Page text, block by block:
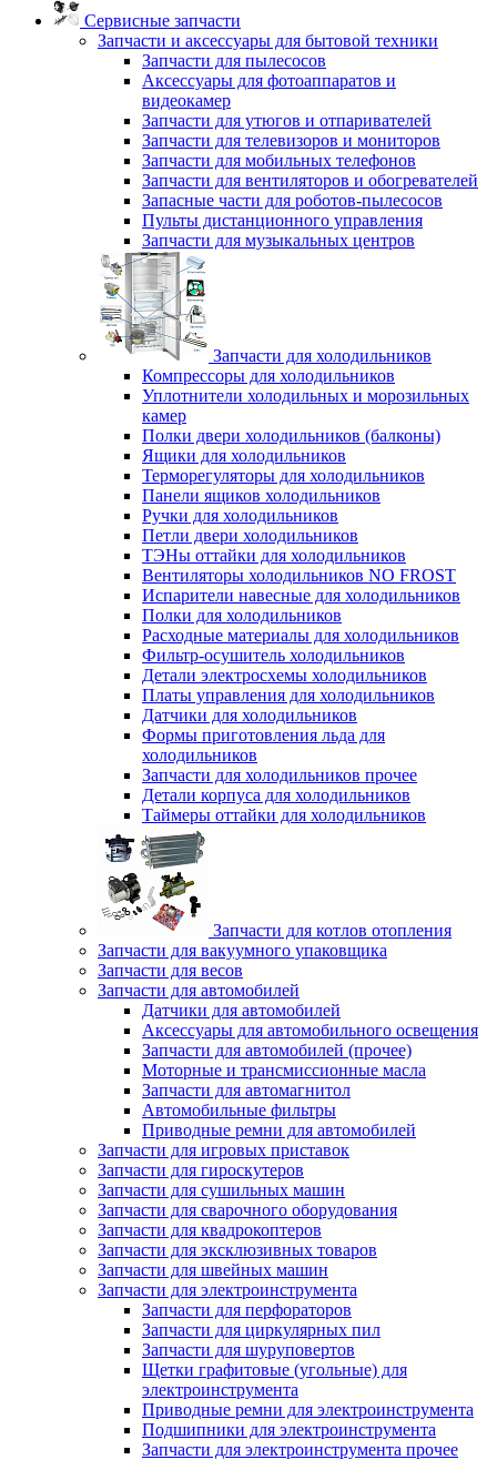
Сервисные запчасти
Запчасти и аксессуары для бытовой техники
Запчасти для пылесосов
Аксессуары для фотоаппаратов и
видеокамер
Запчасти для утюгов и отпаривателей
Запчасти для телевизоров и мониторов
Запчасти для мобильных телефонов
Запчасти для вентиляторов и обогревателей
Запасные части для роботов-пылесосов
Пульты дистанционного управления
Запчасти для музыкальных центров
Запчасти для холодильников
Компрессоры для холодильников
Уплотнители холодильных и морозильных
камер
Полки двери холодильников (балконы)
Ящики для холодильников
Терморегуляторы для холодильников
Панели ящиков холодильников
Ручки для холодильников
Петли двери холодильников
ТЭНы оттайки для холодильников
Вентиляторы холодильников NO FROST
Испарители навесные для холодильников
Полки для холодильников
Расходные материалы для холодильников
Фильтр-осушитель холодильников
Детали электросхемы холодильников
Платы управления для холодильников
Датчики для холодильников
Формы приготовления льда для
холодильников
Запчасти для холодильников прочее
Детали корпуса для холодильников
Таймеры оттайки для холодильников
Запчасти для котлов отопления
Запчасти для вакуумного упаковщика
Запчасти для весов
Запчасти для автомобилей
Датчики для автомобилей
Аксессуары для автомобильного освещения
Запчасти для автомобилей (прочее)
Моторные и трансмиссионные масла
Запчасти для автомагнитол
Автомобильные фильтры
Приводные ремни для автомобилей
Запчасти для игровых приставок
Запчасти для гироскутеров
Запчасти для сушильных машин
Запчасти для сварочного оборудования
Запчасти для квадрокоптеров
Запчасти для эксклюзивных товаров
Запчасти для швейных машин
Запчасти для электроинструмента
Запчасти для перфораторов
Запчасти для циркулярных пил
Запчасти для шуруповертов
Щетки графитовые (угольные) для
электроинструмента
Приводные ремни для электроинструмента
Подшипники для электроинструмента
Запчасти для электроинструмента прочее